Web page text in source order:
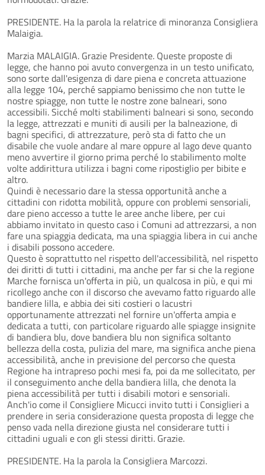
PRESIDENTE. Ha la parola la relatrice di minoranza Consigliera
Malaigia.
Marzia MALAIGIA. Grazie Presidente. Queste proposte di
legge, che hanno poi avuto convergenza in un testo unificato,
sono sorte dall'esigenza di dare piena e concreta attuazione
alla legge 104, perché sappiamo benissimo che non tutte le
nostre spiagge, non tutte le nostre zone balneari, sono
accessibili. Sicché molti stabilimenti balneari si sono, secondo
la legge, attrezzati e muniti di ausili per la balneazione, di
bagni specifici, di attrezzature, però sta di fatto che un
disabile che vuole andare al mare oppure al lago deve quanto
meno avvertire il giorno prima perché lo stabilimento molte
volte addirittura utilizza i bagni come ripostiglio per bibite e
altro.
Quindi è necessario dare la stessa opportunità anche a
cittadini con ridotta mobilità, oppure con problemi sensoriali,
dare pieno accesso a tutte le aree anche libere, per cui
abbiamo invitato in questo caso i Comuni ad attrezzarsi, a non
fare una spiaggia dedicata, ma una spiaggia libera in cui anche
i disabili possono accedere.
Questo è soprattutto nel rispetto dell'accessibilità, nel rispetto
dei diritti di tutti i cittadini, ma anche per far si che la regione
Marche fornisca un'offerta in più, un qualcosa in più, e qui mi
ricollego anche con il discorso che avevamo fatto riguardo alle
bandiere lilla, e abbia dei siti costieri o lacustri
opportunamente attrezzati nel fornire un'offerta ampia e
dedicata a tutti, con particolare riguardo alle spiagge insignite
di bandiera blu, dove bandiera blu non significa soltanto
bellezza della costa, pulizia del mare, ma significa anche piena
accessibilità, anche in previsione del percorso che questa
Regione ha intrapreso pochi mesi fa, poi da me sollecitato, per
il conseguimento anche della bandiera lilla, che denota la
piena accessibilità per tutti i disabili motori e sensoriali.
Anch'io come il Consigliere Micucci invito tutti i Consiglieri a
prendere in seria considerazione questa proposta di legge che
penso vada nella direzione giusta nel considerare tutti i
cittadini uguali e con gli stessi diritti. Grazie.
PRESIDENTE. Ha la parola la Consigliera Marcozzi.